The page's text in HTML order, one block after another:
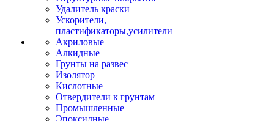
Удалитель краски
Ускорители,
пластификаторы,усилители
Акриловые
Алкидные
Грунты на развес
Изолятор
Кислотные
Отвердители к грунтам
Промышленные
Эпоксидные